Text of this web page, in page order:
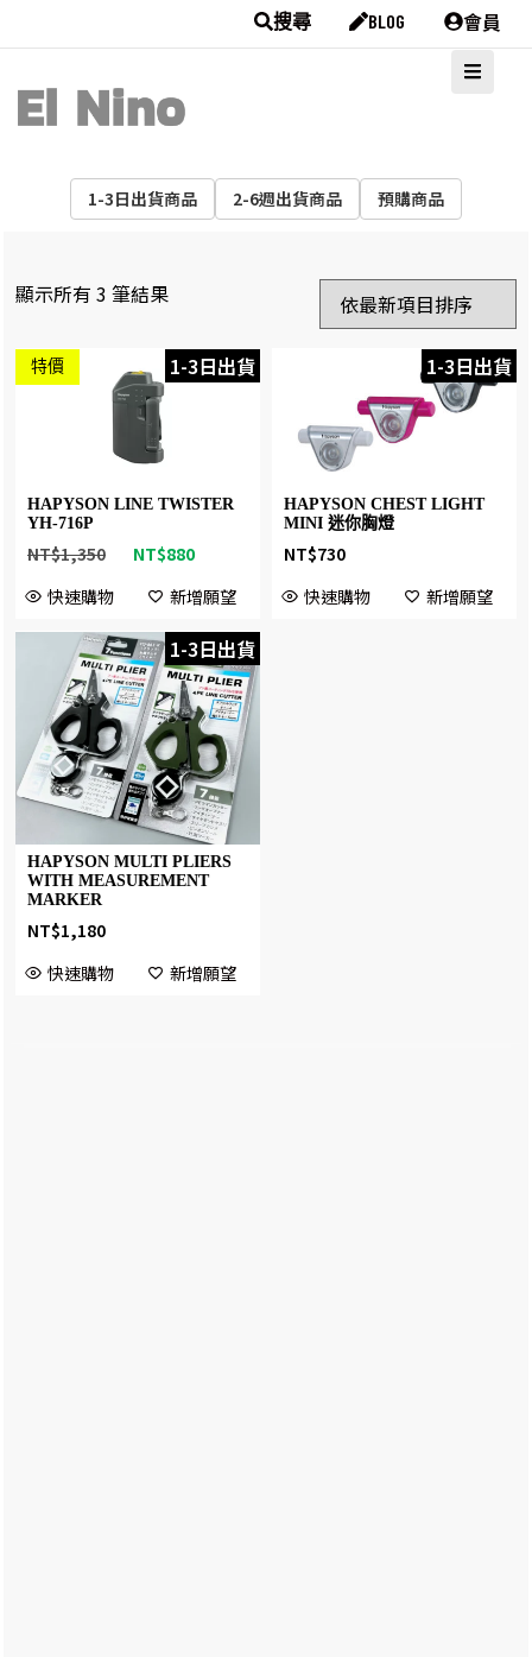
搜尋 BLOG 會員
1-3日出貨商品 2-6週出貨商品 預購商品
顯示所有 3 筆結果
特價 1-3日出貨
HAPYSON LINE TWISTER
YH-716P
NT$1,350 NT$880
快速購物
新增願望
1-3日出貨
HAPYSON CHEST LIGHT
MINI 迷你胸燈
NT$730
快速購物
新增願望
1-3日出貨
HAPYSON MULTI PLIERS
WITH MEASUREMENT
MARKER
NT$1,180
快速購物
新增願望